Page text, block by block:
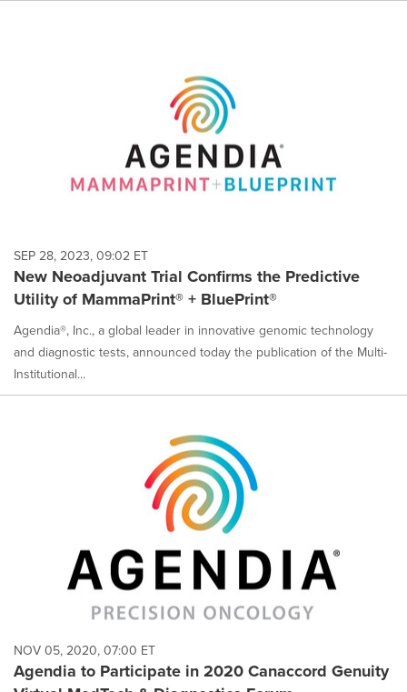
SEP 28, 2023, 09:02 ET
New Neoadjuvant Trial Confirms the Predictive
Utility of MammaPrint® + BluePrint®
Agendia®, Inc., a global leader in innovative genomic technology
and diagnostic tests, announced today the publication of the Multi-
Institutional...
NOV 05, 2020, 07:00 ET
Agendia to Participate in 2020 Canaccord Genuity